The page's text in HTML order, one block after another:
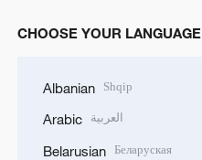
CHOOSE YOUR LANGUAGE
Albanian Shqip
Arabic العربية
Belarusian Беларуская